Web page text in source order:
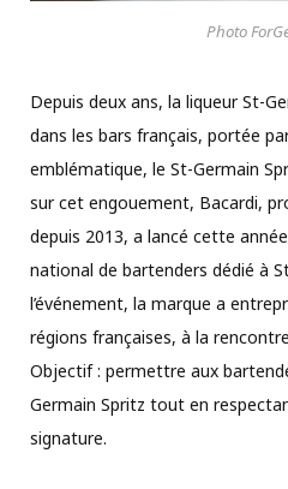
Photo
Depuis deux ans, la liqueur St-
dans les bars français, portée
emblématique, le St-Germain
sur cet engouement, Bacardi,
depuis 2013, a lancé cette
national de bartenders dédié à
l’événement, la marque a
régions françaises, à la
Objectif : permettre aux
Germain Spritz tout en
signature.